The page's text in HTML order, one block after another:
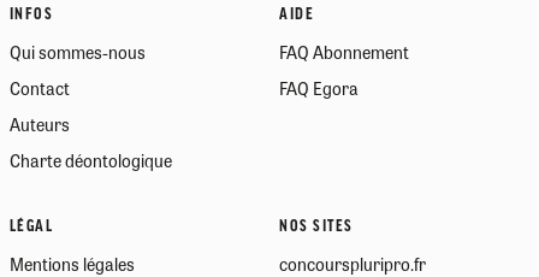
INFOS
Qui sommes-nous
Contact
Auteurs
Charte déontologique
AIDE
FAQ Abonnement
FAQ Egora
LÉGAL
Mentions légales
NOS SITES
concourspluripro.fr